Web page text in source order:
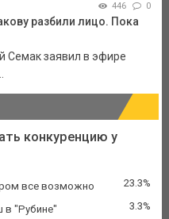
446 0
разбили лицо. Пока
Семак заявил в эфире
конкуренцию у
все возможно 23.3%
в "Рубине" 3.3%